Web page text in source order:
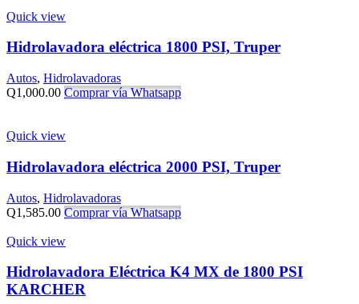
Quick view
Hidrolavadora eléctrica 1800 PSI, Truper
Autos, Hidrolavadoras
Q1,000.00 Comprar vía Whatsapp
Quick view
Hidrolavadora eléctrica 2000 PSI, Truper
Autos, Hidrolavadoras
Q1,585.00 Comprar vía Whatsapp
Quick view
Hidrolavadora Eléctrica K4 MX de 1800 PSI
KARCHER